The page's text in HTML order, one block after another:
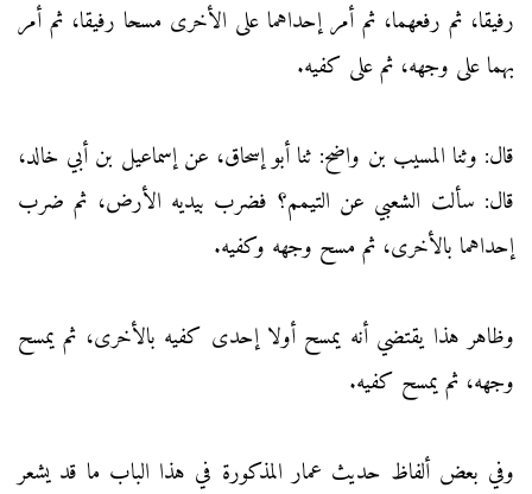
رفيقا، ثم رفعهما، ثم أمر إحداهما على الأخرى مسحا رفيقا، ثم أمر
بهما على وجهه، ثم على كفيه.
قال: وثنا المسيب بن واضح: ثنا أبو إسحاق، عن إسماعيل بن أبي خالد،
قال: سألت الشعبي عن التيمم؟ فضرب بيديه الأرض، ثم ضرب
إحداهما بالأخرى، ثم مسح وجهه وكفيه.
وظاهر هذا يقتضي أنه يمسح أولا إحدى كفيه بالأخرى، ثم يمسح
وجهه، ثم يمسح كفيه.
وفي بعض ألفاظ حديث عمار المذكورة في هذا الباب ما قد يشعر